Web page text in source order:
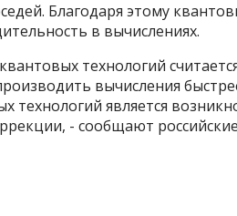
Благодаря этому
в вычислениях.
технологий
вычисления
технологий является
- сообщают